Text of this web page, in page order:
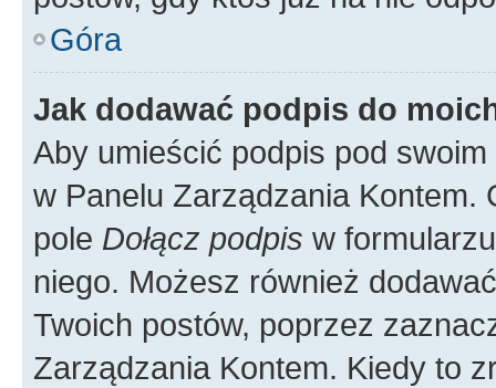
Góra
Jak dodawać podpis do
Aby umieścić podpis pod
w Panelu Zarządzania
pole Dołącz podpis w
niego. Możesz również
Twoich postów, poprzez
Zarządzania Kontem. Kiedy to